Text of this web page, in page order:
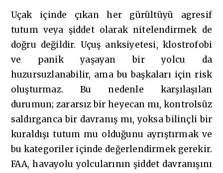
Uçak içinde çıkan her gürültüyü agresif
tutum veya şiddet olarak nitelendirmek de
doğru değildir. Uçuş anksiyetesi, klostrofobi
ve panik yaşayan bir yolcu da
huzursuzlanabilir, ama bu başkaları için risk
oluşturmaz. Bu nedenle karşılaşılan
durumun; zararsız bir heyecan mı, kontrolsüz
saldırganca bir davranış mı, yoksa bilinçli bir
kuraldışı tutum mu olduğunu ayrıştırmak ve
bu kategoriler içinde değerlendirmek gerekir.
FAA, havayolu yolcularının şiddet davranışını